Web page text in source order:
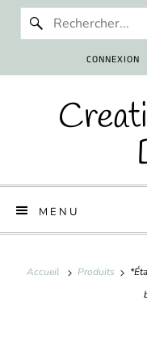
CONNEXION
MENU
Accueil Produits